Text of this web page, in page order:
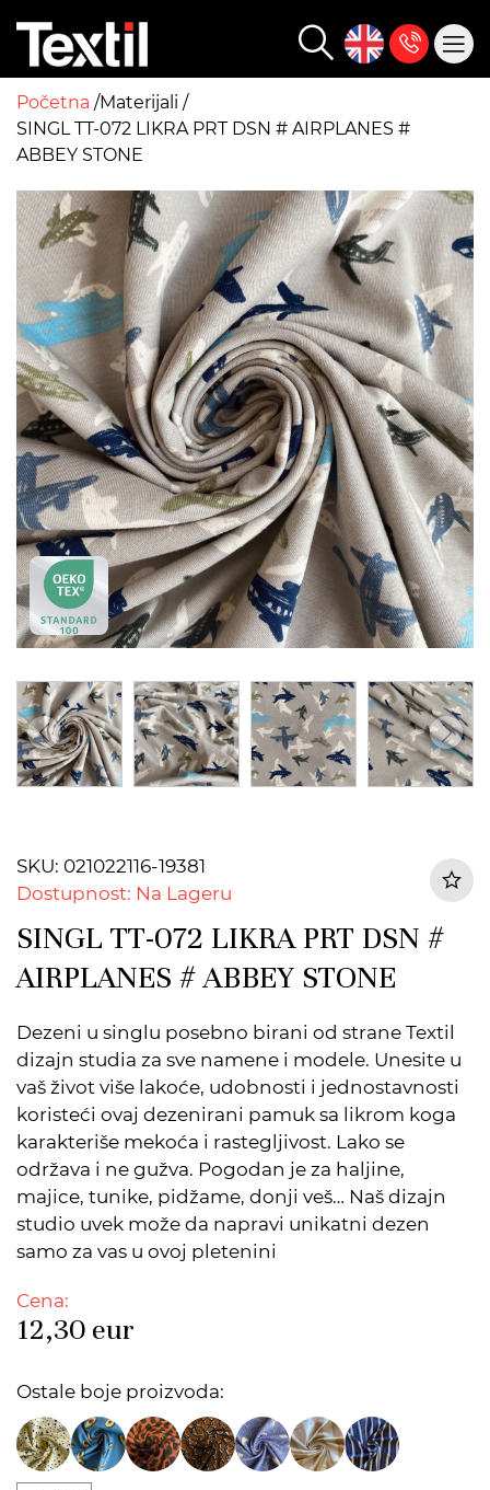
Početna Materijali
SINGL TT-072 LIKRA PRT DSN # AIRPLANES #
ABBEY STONE
SKU: 021022116-19381
Dostupnost: Na Lageru
SINGL TT-072 LIKRA PRT DSN #
AIRPLANES # ABBEY STONE
Dezeni u singlu posebno birani od strane Textil
dizajn studia za sve namene i modele. Unesite u
vaš život više lakoće, udobnosti i jednostavnosti
koristeći ovaj dezenirani pamuk sa likrom koga
karakteriše mekoća i rastegljivost. Lako se
održava i ne gužva. Pogodan je za haljine,
majice, tunike, pidžame, donji veš… Naš dizajn
studio uvek može da napravi unikatni dezen
samo za vas u ovoj pletenini
Cena:
12,30 eur
Ostale boje proizvoda: